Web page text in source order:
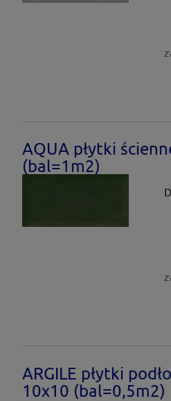
AQUA płytki
(bal=1m2)
ARGILE płytki
10x10 (bal=0,5m2)